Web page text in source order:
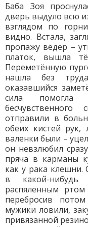
Баба Зоя
дверь выдуло всю
взглядом по
видно. Встала,
пропажу вёдер –
платок, вышла
Переметённую
нашла без
оказавшийся
сила помогла
отправили в
обеих кистей
валенки были –
он невзлюбил
пряча в карманы
как у рака клешни.
в какой-нибудь
распяленным
перебросив
мужики ловили,
привязанной